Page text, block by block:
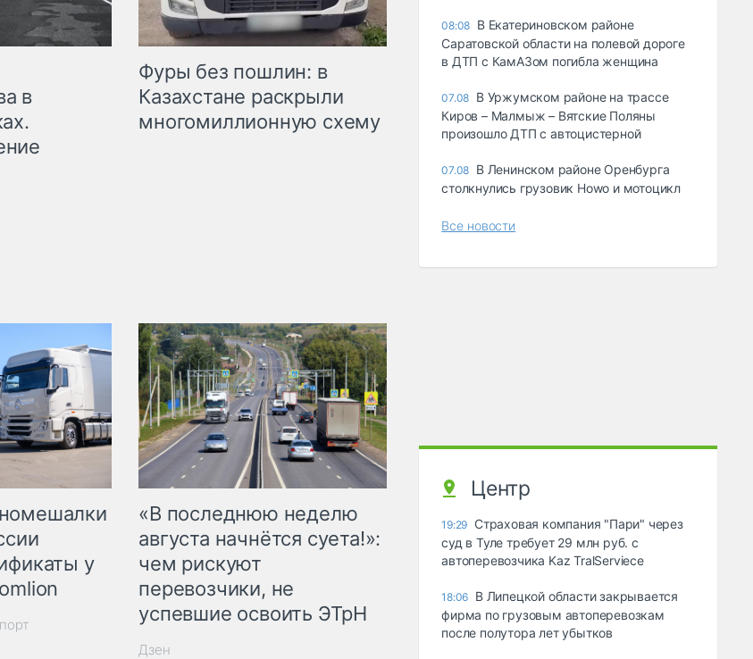
в
Фуры без пошлин: в
Казахстане раскрыли
многомиллионную схему
у
«В последнюю неделю
августа начнётся суета!»:
чем рискуют
перевозчики, не
успевшие освоить ЭТрН
Дзен
08:08 В Екатериновском районе
Саратовской области на полевой дороге
в ДТП с КамАЗом погибла женщина
07.08 В Уржумском районе на трассе
Киров – Малмыж – Вятские Поляны
произошло ДТП с автоцистерной
07.08 В Ленинском районе Оренбурга
столкнулись грузовик Howo и мотоцикл
Все новости
Центр
19:29 Страховая компания "Пари" через
суд в Туле требует 29 млн руб. с
автоперевозчика Kaz TralServiece
18:06 В Липецкой области закрывается
фирма по грузовым автоперевозкам
после полутора лет убытков